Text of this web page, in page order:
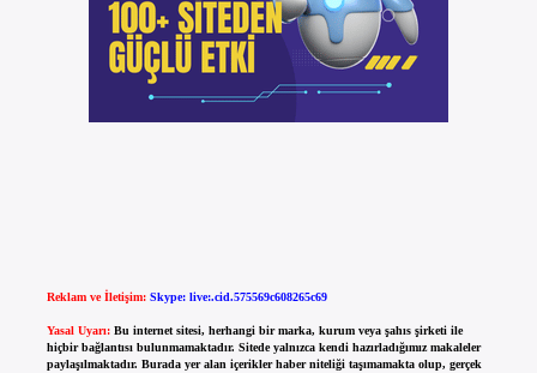
Reklam ve İletişim: Skype: live:.cid.575569c608265c69
Yasal Uyarı: Bu internet sitesi, herhangi bir marka, kurum veya şahıs şirketi ile
hiçbir bağlantısı bulunmamaktadır. Sitede yalnızca kendi hazırladığımız makaleler
paylaşılmaktadır. Burada yer alan içerikler haber niteliği taşımamakta olup, gerçek